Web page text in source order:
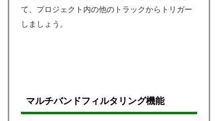
て、プロジェクト内の他のトラックからトリガー
しましょう。
マルチバンドフィルタリング機能